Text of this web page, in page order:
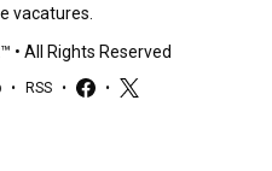
vacatures.
™ • All Rights Reserved
• RSS • •